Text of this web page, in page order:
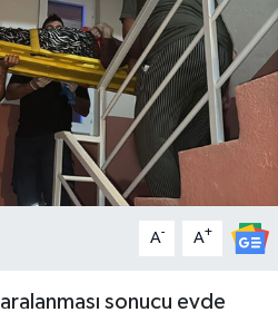
A- A+
sonucu evde